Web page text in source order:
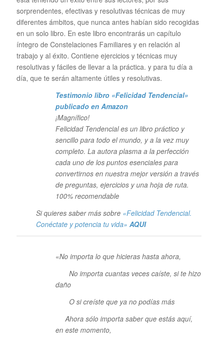
sorprendentes, efectivas y resolutivas técnicas de muy
diferentes ámbitos, que nunca antes habían sido recogidas
en un solo libro. En este libro encontrarás un capítulo
íntegro de Constelaciones Familiares y en relación al
trabajo y al éxito. Contiene ejercicios y técnicas muy
resolutivas y fáciles de llevar a la práctica. y para tu día a
día, que te serán altamente útiles y resolutivas.
Testimonio libro «Felicidad Tendencial»
publicado en Amazon
¡Magnífico!
Felicidad Tendencial es un libro práctico y
sencillo para todo el mundo, y a la vez muy
completo. La autora plasma a la perfección
cada uno de los puntos esenciales para
convertirnos en nuestra mejor versión a través
de preguntas, ejercicios y una hoja de ruta.
100% recomendable
Si quieres saber más sobre «Felicidad Tendencial.
Conéctate y potencia tu vida» AQUI
«No importa lo que hicieras hasta ahora,
No importa cuantas veces caíste, si te hizo
daño
O si creíste que ya no podías más
Ahora sólo importa saber que estás aquí,
en este momento,